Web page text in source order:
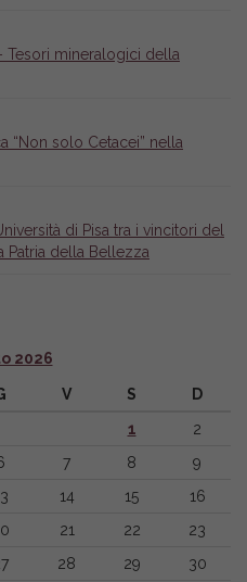
Tesori mineralogici della
“Non solo Cetacei” nella
di Pisa tra i vincitori del
Patria della Bellezza
2026
V S D
1
2
7 8
9
14 15
16
21 22
23
28 29
30